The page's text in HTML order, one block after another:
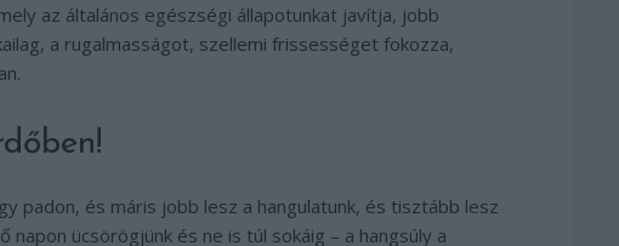
az általános egészségi állapotunkat javítja, jobb
a rugalmasságot, szellemi frissességet fokozza,
padon, és máris jobb lesz a hangulatunk, és tisztább lesz
napon ücsörögjünk és ne is túl sokáig – a hangsúly a